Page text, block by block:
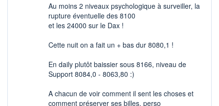
Au moins 2 niveaux psychologique à surveiller, la
rupture éventuelle des 8100
et les 24000 sur le Dax !
Cette nuit on a fait un + bas dur 8080,1 !
En daily plutôt baissier sous 8166, niveau de
Support 8084,0 - 8063,80 :)
A chacun de voir comment il sent les choses et
comment préserver ses billes, perso